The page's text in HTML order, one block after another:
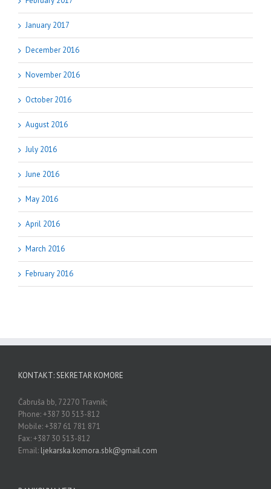
January 2017
December 2016
November 2016
October 2016
August 2016
July 2016
June 2016
May 2016
April 2016
March 2016
February 2016
KONTAKT: SEKRETAR KOMORE
Čabruša bb, 72270 Travnik;
Phone: +387 30 513-812
Mobile: +387 61 781 871
Fax: +387 30 513-812
Email: ljekarska.komora.sbk@gmail.com